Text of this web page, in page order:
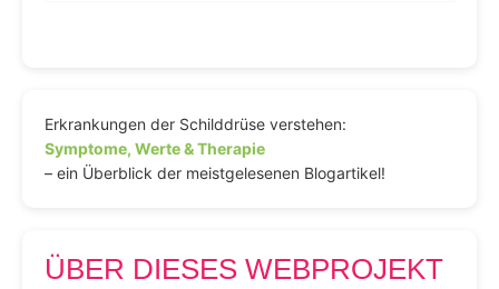
Erkrankungen der Schilddrüse verstehen:
Symptome, Werte & Therapie
– ein Überblick der meistgelesenen Blogartikel!
ÜBER DIESES WEBPROJEKT